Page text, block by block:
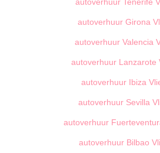
autoverhuur Girona
autoverhuur Valencia
autoverhuur Lanzarote
autoverhuur Ibiza
autoverhuur Sevilla
autoverhuur
autoverhuur Bilbao